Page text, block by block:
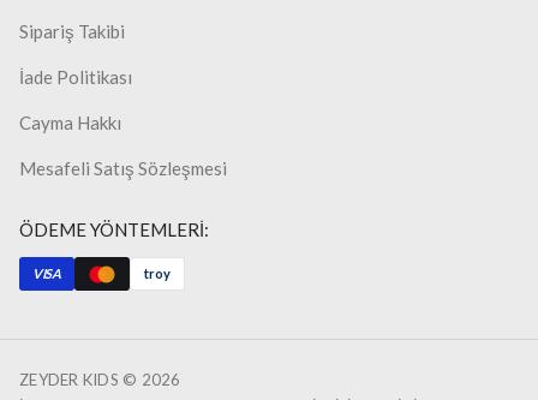
Sipariş Takibi
İade Politikası
Cayma Hakkı
Mesafeli Satış Sözleşmesi
ÖDEME YÖNTEMLERİ:
VISA troy
ZEYDER KIDS © 2026